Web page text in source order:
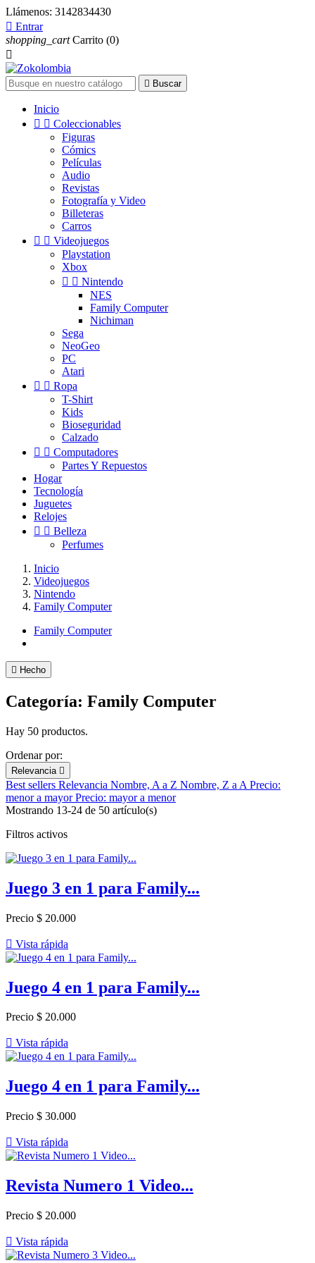
Llámenos: 3142834430
 Entrar
shopping_cart Carrito (0)

 Buscar
Inicio
  Coleccionables
Figuras
Cómics
Películas
Audio
Revistas
Fotografía y Video
Billeteras
Carros
  Videojuegos
Playstation
Xbox
  Nintendo
NES
Family Computer
Nichiman
Sega
NeoGeo
PC
Atari
  Ropa
T-Shirt
Kids
Bioseguridad
Calzado
  Computadores
Partes Y Repuestos
Hogar
Tecnología
Juguetes
Relojes
  Belleza
Perfumes
Inicio
Videojuegos
Nintendo
Family Computer
Family Computer
 Hecho
Categoría: Family Computer
Hay 50 productos.
Ordenar por:
Relevancia 
Best sellers Relevancia Nombre, A a Z Nombre, Z a A Precio:
menor a mayorPrecio: mayor a menor
Mostrando 13-24 de 50 artículo(s)
Filtros activos
Juego 3 en 1 para Family...
Precio $ 20.000
 Vista rápida
Juego 4 en 1 para Family...
Precio $ 20.000
 Vista rápida
Juego 4 en 1 para Family...
Precio $ 30.000
 Vista rápida
Revista Numero 1 Video...
Precio $ 20.000
 Vista rápida